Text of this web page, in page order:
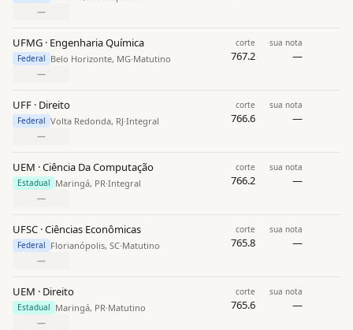
—
UFMG · Engenharia Química
Federal Belo Horizonte, MG·Matutino
corte
767.2
sua nota
—
—
UFF · Direito
Federal Volta Redonda, RJ·Integral
corte
766.6
sua nota
—
—
UEM · Ciência Da Computação
Estadual Maringá, PR·Integral
corte
766.2
sua nota
—
—
UFSC · Ciências Econômicas
Federal Florianópolis, SC·Matutino
corte
765.8
sua nota
—
—
UEM · Direito
Estadual Maringá, PR·Matutino
corte
765.6
sua nota
—
—